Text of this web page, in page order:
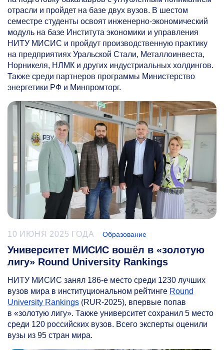
отрасли и пройдет на базе двух вузов. В шестом
семестре студенты освоят инженерно-экономический
модуль на базе Института экономики и управления
НИТУ МИСИС и пройдут производственную практику
на предприятиях Уральской Стали, Металлоинвеста,
Норникеля, НЛМК и других индустриальных холдингов.
Также среди партнеров программы Министерство
энергетики РФ и Минпромторг.
10 ИЮНЯ 2025 ГОДА Образование
Университет МИСИС вошёл в «золотую
лигу» Round University Rankings
НИТУ МИСИС занял 186-е место среди 1230 лучших
вузов мира в институциональном рейтинге Round
University Rankings (RUR-2025), впервые попав
в «золотую лигу». Также университет сохранил 5 место
среди 120 российских вузов. Всего эксперты оценили
вузы из 95 стран мира.